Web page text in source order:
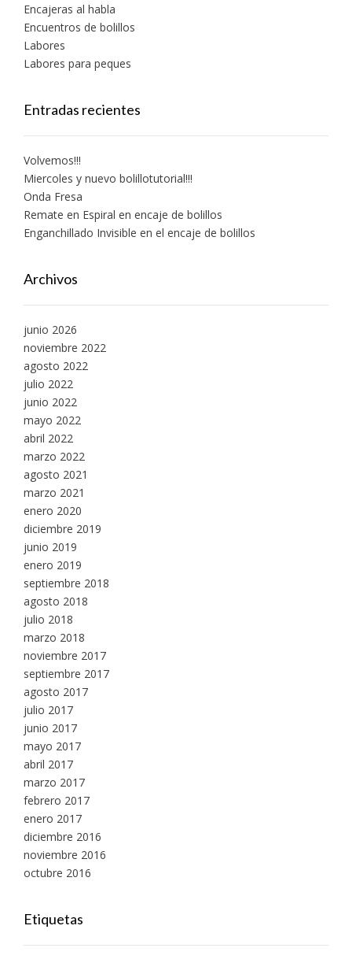
Encajeras al habla
Encuentros de bolillos
Labores
Labores para peques
Entradas recientes
Volvemos!!!
Miercoles y nuevo bolillotutorial!!!
Onda Fresa
Remate en Espiral en encaje de bolillos
Enganchillado Invisible en el encaje de bolillos
Archivos
junio 2026
noviembre 2022
agosto 2022
julio 2022
junio 2022
mayo 2022
abril 2022
marzo 2022
agosto 2021
marzo 2021
enero 2020
diciembre 2019
junio 2019
enero 2019
septiembre 2018
agosto 2018
julio 2018
marzo 2018
noviembre 2017
septiembre 2017
agosto 2017
julio 2017
junio 2017
mayo 2017
abril 2017
marzo 2017
febrero 2017
enero 2017
diciembre 2016
noviembre 2016
octubre 2016
Etiquetas